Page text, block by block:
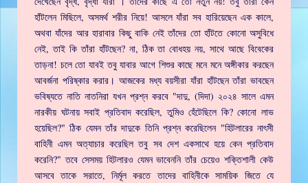
হাঁটলেন মিছিলে, অসমর্থ শরীর নিয়ে! আসলে যাঁরা সব হারিয়েছেন এক কালে,
অথবা যাঁদের আর হারাবার কিছু বাকি নেই তাঁদের তো হাঁটতে কোনো অসুবিধে
নেই, তাই কি তাঁরা হাঁটছেন? না, ঠিক তা বোধহয় নয়, সাথে আছে বিবেকের
তাড়না! চলে তো যাবই তবু যাবার আগে শিশুর কাছে মনে মনে অঙ্গীকার করছেন
আবর্জনা পরিষ্কার করার। আজকের মধ্য বয়সীরা যাঁরা হাঁটছেন তাঁরা ভাবছেন
ভবিষ্যতে নাতি নাতনিরা যখন প্রশ্ন করবে "দাদু, (দিদা) ২০২৪ সালে এমন
নারকীয় ঘটনায় সবাই প্রতিবাদ করেছিল, তুমিও হেঁটেছিলে কি? কোনো লাভ
হয়েছিল?" ঠিক যেমন তাঁর দাদুকে তিনি প্রশ্ন করেছিলেন "হিটলারের নাৎসী
বাহিনী এমন অত্যাচার করেছিল তবু সব দেশ একসাথে হয়ে কেন প্রতিবাদ
করেনি?" তবে সেসময় হিটলারও যেমন ভাবেননি তাঁর চেয়েও শক্তিশালী কেউ
আসবে তাকে সরাতে, নির্মূল করতে তাদের বাহিনীকে সাময়িক জিতে যে